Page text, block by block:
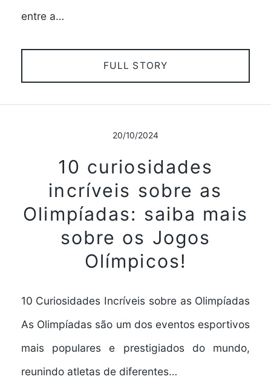
entre a…
FULL STORY
20/10/2024
10 curiosidades
incríveis sobre as
Olimpíadas: saiba mais
sobre os Jogos
Olímpicos!
10 Curiosidades Incríveis sobre as Olimpíadas
As Olimpíadas são um dos eventos esportivos
mais populares e prestigiados do mundo,
reunindo atletas de diferentes…